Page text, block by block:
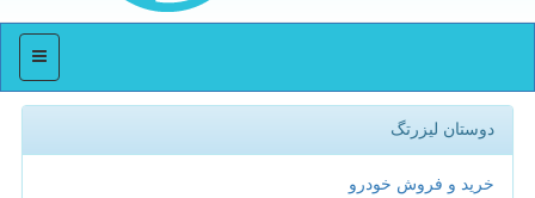
منو
دوستان لیزرتگ
خرید و فروش خودرو